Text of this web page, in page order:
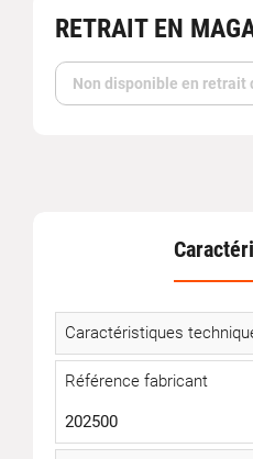
RETRAIT EN
Non disponible en retrait
Caractéristiques
Référence fabricant
202500